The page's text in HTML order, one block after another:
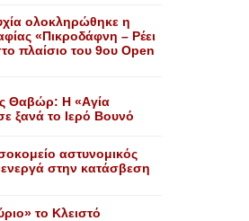
ολοκληρώθηκε η
«Πικροδάφνη – Ρέει
πλαίσιο του 9ου Open
Θαβώρ: H «Aγία
ξανά το Iερό Bουνό
αστυνομικός
στην κατάσβεση
το Kλειστό